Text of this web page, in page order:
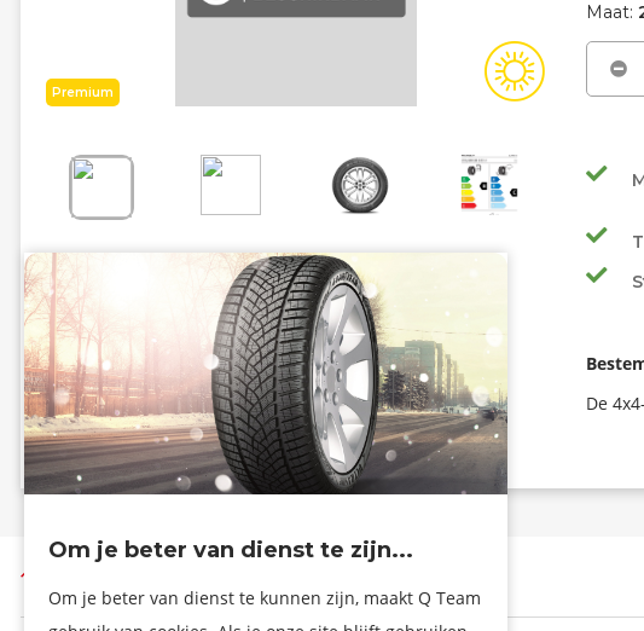
Om je beter van dienst te zijn...
Om je beter van dienst te kunnen zijn, maakt Q Team
Premium
B C
B - 71 dB
Info eprel
Maat:
De